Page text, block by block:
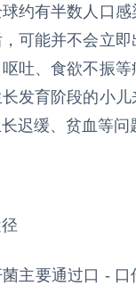
约有半数人口
可能并不会立
吐、食欲不振
发育阶段的小
迟缓、贫血等问
主要通过口 -